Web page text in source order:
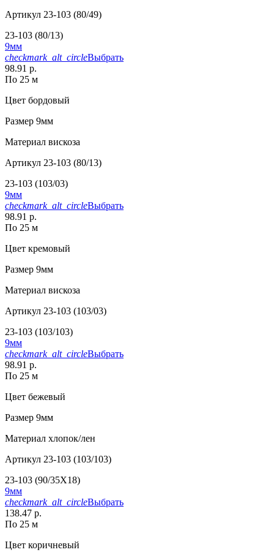
Артикул 23-103 (80/49)
23-103 (80/13)
9мм
checkmark_alt_circleВыбрать
98.91 р.
По 25 м
Цвет бордовый
Размер 9мм
Материал вискоза
Артикул 23-103 (80/13)
23-103 (103/03)
9мм
checkmark_alt_circleВыбрать
98.91 р.
По 25 м
Цвет кремовый
Размер 9мм
Материал вискоза
Артикул 23-103 (103/03)
23-103 (103/103)
9мм
checkmark_alt_circleВыбрать
98.91 р.
По 25 м
Цвет бежевый
Размер 9мм
Материал хлопок/лен
Артикул 23-103 (103/103)
23-103 (90/35X18)
9мм
checkmark_alt_circleВыбрать
138.47 р.
По 25 м
Цвет коричневый